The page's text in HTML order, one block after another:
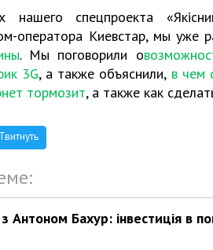
спецпроекта
оператора Киевстар, мы уже
. Мы поговорили о
3G, а также объяснили, в чем
тормозит, а также как
Твитнуть
Бахур: інвестиція в